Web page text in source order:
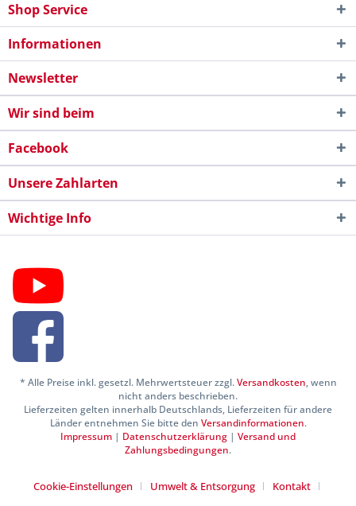
Shop Service
Informationen
Newsletter
Wir sind beim
Facebook
Unsere Zahlarten
Wichtige Info
* Alle Preise inkl. gesetzl. Mehrwertsteuer zzgl.Versandkosten, wenn
nicht anders beschrieben.
Lieferzeiten gelten innerhalb Deutschlands, Lieferzeiten für andere
Länder entnehmen Sie bitte den Versandinformationen.
Impressum | Datenschutzerklärung | Versand und
Zahlungsbedingungen.
Cookie-Einstellungen Umwelt & Entsorgung Kontakt